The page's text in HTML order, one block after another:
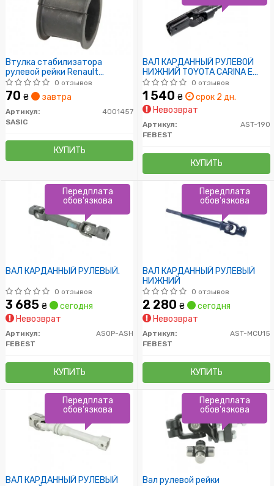
Втулка стабилизатора
рулевой рейки Renault
19,25,Clio,Express,Espace
0 отзывов
70 ₴ завтра
Артикул:
4001457
SASIC
КУПИТЬ
ВАЛ КАРДАННЫЙ РУЛЕВОЙ
НИЖНИЙ TOYOTA CARINA E
AT19#/ST191/CT190 1992-
1997
0 отзывов
1 540 ₴
срок 2 дн.
Невозврат
Артикул:
AST-190
FEBEST
КУПИТЬ
ВАЛ КАРДАННЫЙ РУЛЕВЫЙ.
0 отзывов
3 685 ₴
сегодня
Невозврат
Артикул:
ASOP-ASH
FEBEST
КУПИТЬ
Передплата
обов'язкова
ВАЛ КАРДАННЫЙ РУЛЕВЫЙ
НИЖНИЙ
0 отзывов
2 280 ₴
сегодня
Невозврат
Артикул:
AST-MCU15
FEBEST
КУПИТЬ
Передплата
обов'язкова
ВАЛ КАРДАННЫЙ РУЛЕВЫЙ
Передплата
обов'язкова
Вал рулевой рейки
Передплата
обов'язкова